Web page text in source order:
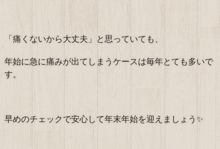
「痛くないから大丈夫」と思っていても、
年始に急に痛みが出てしまうケースは毎年とても多いで
す。
早めのチェックで安心して年末年始を迎えましょう✨